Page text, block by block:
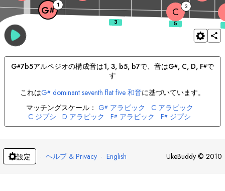
G# 1
C 3
G#7b5アルペジオの構成音は1, 3, b5, b7で、音はG#, C, D, F#で
す
これはG# dominant seventh flat five 和音に基づいています。
マッチングスケール： G# アラビック C アラビック
C ジプシ D アラビック F# アラビック F# ジプシ
設定 · ヘルプ & Privacy · English UkeBuddy © 2010